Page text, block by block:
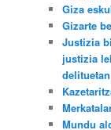
Giza
Gizarte
Justizia
justizia
delituetan
Mundu